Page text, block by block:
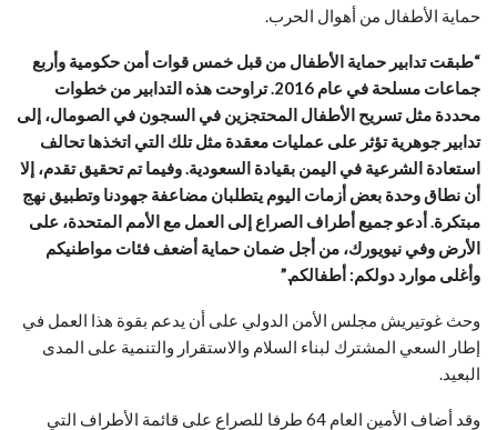
حماية الأطفال من أهوال الحرب.
“طبقت تدابير حماية الأطفال من قبل خمس قوات أمن حكومية وأربع
جماعات مسلحة في عام 2016. تراوحت هذه التدابير من خطوات
محددة مثل تسريح الأطفال المحتجزين في السجون في الصومال، إلى
تدابير جوهرية تؤثر على عمليات معقدة مثل تلك التي اتخذها تحالف
استعادة الشرعية في اليمن بقيادة السعودية. وفيما تم تحقيق تقدم، إلا
أن نطاق وحدة بعض أزمات اليوم يتطلبان مضاعفة جهودنا وتطبيق نهج
مبتكرة.أدعو جميع أطراف الصراع إلى العمل مع الأمم المتحدة، على
الأرض وفي نيويورك، من أجل ضمان حماية أضعف فئات مواطنيكم
وأغلى موارد دولكم: أطفالكم.”
وحث غوتيريش مجلس الأمن الدولي على أن يدعم بقوة هذا العمل في
إطار السعي المشترك لبناء السلام والاستقرار والتنمية على المدى
البعيد.
وقد أضاف الأمين العام 64 طرفا للصراع على قائمة الأطراف التي